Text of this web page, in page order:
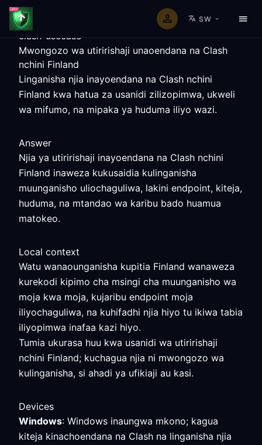
SW
clash-usecase
Mwongozo wa utiririshaji unaoendana na Clash
nchini Finland
Linganisha njia inayoendana na Clash nchini
Finland kwa hatua za usanidi zilizopimwa, ukweli
wa mifumo, na mipaka ya huduma iliyo wazi.
Answer
Njia ya utiririshaji inayoendana na Clash nchini
Finland inaweza kukusaidia kulinganisha
muunganisho uliochaguliwa, lakini endpoint, kiteja,
huduma, na mtandao wa karibu bado huamua
matokeo.
Local context
Watu wanaounganisha kupitia Finland wanaweza
kurekodi kipimo cha msingi cha muunganisho wa
moja kwa moja, kujaribu endpoint moja
iliyochaguliwa, na kuhifadhi njia hiyo tu ikiwa tabia
iliyopimwa inafaa kazi hiyo.
Tumia ukurasa huu kwa usanidi wa utiririshaji
nchini Finland; kuchagua njia ni mwongozo wa
kulinganisha, si ahadi ya ufikiaji au kasi.
Devices
Windows: Windows inaungwa mkono; kagua
kiteja kinachoendana na Clash na linganisha njia